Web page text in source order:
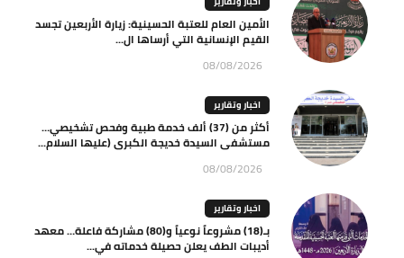
الأمين العام للعتبة الحسينية: زيارة الأربعين تجسد
القيم الإنسانية التي أرساها ال...
08/08/2026
اخبار وتقارير
أكثر من (37) ألف خدمة طبية وفحص تشخيصي…
مستشفى السيدة خديجة الكبرى (عليها السلام...
08/08/2026
اخبار وتقارير
بـ(18) مشروعاً نوعياً و(80) مشاركة فاعلة… معهد
أديبات الطف يعلن حصيلة خدماته في...